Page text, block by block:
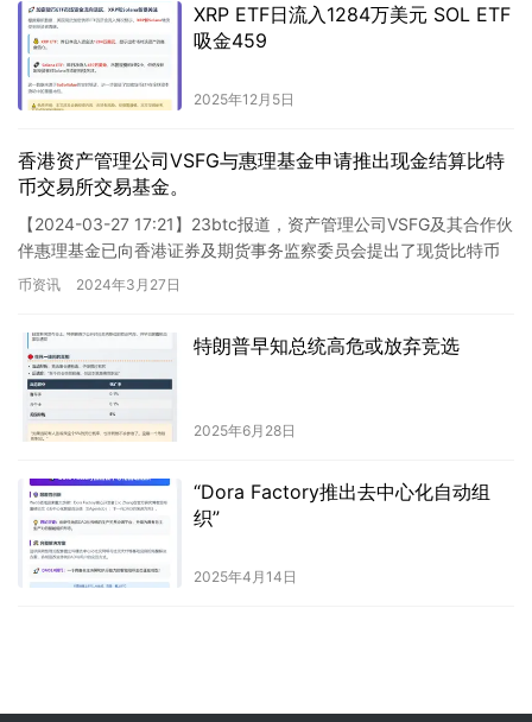
XRP ETF日流入1284万美元 SOL ETF
吸金459
2025年12月5日
香港资产管理公司VSFG与惠理基金申请推出现金结算比特
币交易所交易基金。
【2024-03-27 17:21】23btc报道，资产管理公司VSFG及其合作伙
伴惠理基金已向香港证券及期货事务监察委员会提出了现货比特币
交易所交易基金（ETF）申请。据彭博资讯…
币资讯 2024年3月27日
特朗普早知总统高危或放弃竞选
2025年6月28日
“Dora Factory推出去中心化自动组
织”
2025年4月14日